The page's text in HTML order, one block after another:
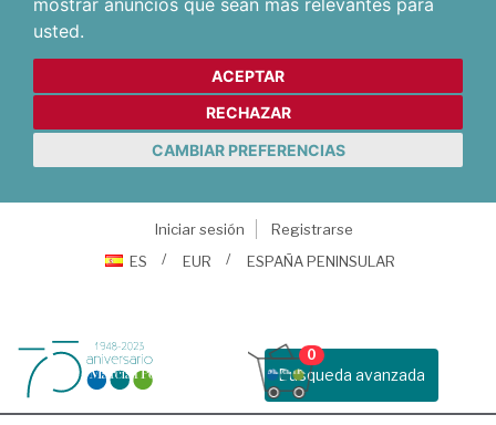
mostrar anuncios que sean más relevantes para
usted.
ACEPTAR
RECHAZAR
CAMBIAR PREFERENCIAS
Iniciar sesión
Registrarse
ES
EUR ESPAÑA PENINSULAR
Busqueda avanzada
0